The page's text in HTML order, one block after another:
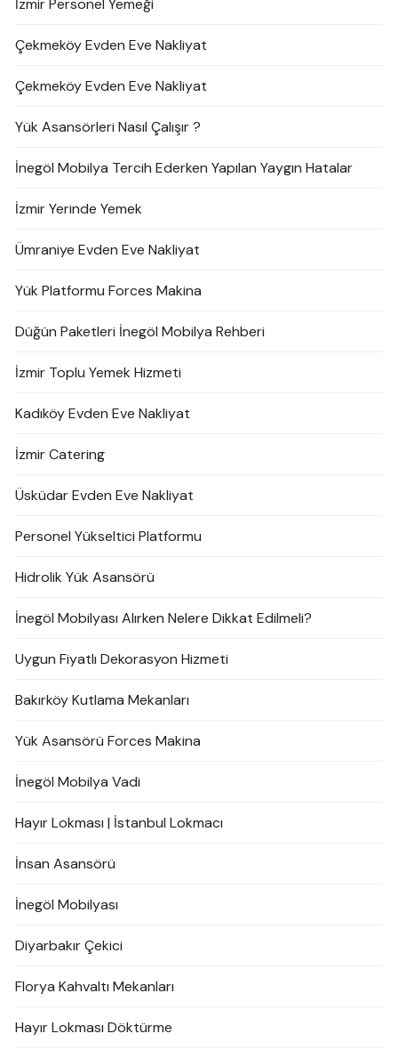
Çekmeköy Evden Eve Nakliyat
Çekmeköy Evden Eve Nakliyat
Yük Asansörleri Nasıl Çalışır ?
İnegöl Mobilya Tercih Ederken Yapılan Yaygın Hatalar
İzmir Yerinde Yemek
Ümraniye Evden Eve Nakliyat
Yük Platformu Forces Makina
Düğün Paketleri İnegöl Mobilya Rehberi
İzmir Toplu Yemek Hizmeti
Kadıköy Evden Eve Nakliyat
İzmir Catering
Üsküdar Evden Eve Nakliyat
Personel Yükseltici Platformu
Hidrolik Yük Asansörü
İnegöl Mobilyası Alırken Nelere Dikkat Edilmeli?
Uygun Fiyatlı Dekorasyon Hizmeti
Bakırköy Kutlama Mekanları
Yük Asansörü Forces Makina
İnegöl Mobilya Vadi
Hayır Lokması | İstanbul Lokmacı
İnsan Asansörü
İnegöl Mobilyası
Diyarbakır Çekici
Florya Kahvaltı Mekanları
Hayır Lokması Döktürme